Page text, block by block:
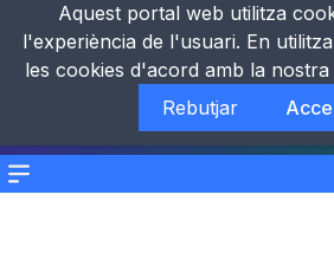
Menu
Aquest portal web utilitza
l'experiència de l'usuari. En
les cookies d'acord amb la nostra
Rebutjar